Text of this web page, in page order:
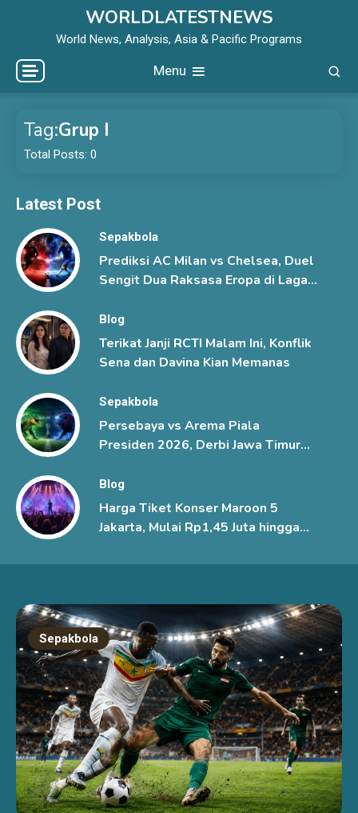
WORLDLATESTNEWS
World News, Analysis, Asia & Pacific Programs
Menu
Tag:Grup I
Total Posts: 0
Latest Post
Sepakbola
Prediksi AC Milan vs Chelsea, Duel
Sengit Dua Raksasa Eropa di Laga
Blog
Terikat Janji RCTI Malam Ini, Konflik
Sena dan Davina Kian Memanas
Sepakbola
Persebaya vs Arema Piala
Presiden 2026, Derbi Jawa Timur
Blog
Harga Tiket Konser Maroon 5
Jakarta, Mulai Rp1,45 Juta hingga
Sepakbola